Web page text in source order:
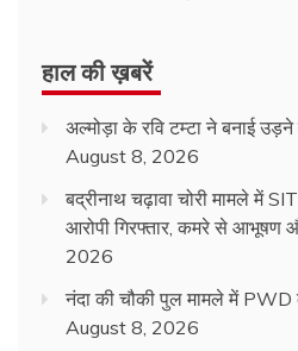
हाल की ख़बरें
अल्मोड़ा के रवि टम्टा ने बनाई
August 8, 2026
बद्रीनाथ चढ़ावा चोरी मामले में
आरोपी गिरफ्तार, कमरे से आभूषण
2026
नंदा की चौकी पुल मामले में
August 8, 2026